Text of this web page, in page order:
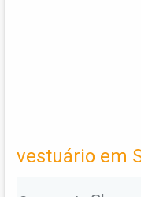
vestuário em